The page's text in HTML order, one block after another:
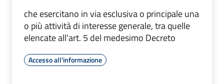
che esercitano in via esclusiva o principale una
o più attività di interesse generale, tra quelle
elencate all’art. 5 del medesimo Decreto
Accesso all'informazione